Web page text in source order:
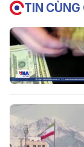
TIN CÙNG